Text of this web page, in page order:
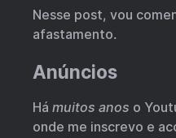
Nesse post, vou
afastamento.
Anúncios
Há muitos anos o
onde me inscrevo e